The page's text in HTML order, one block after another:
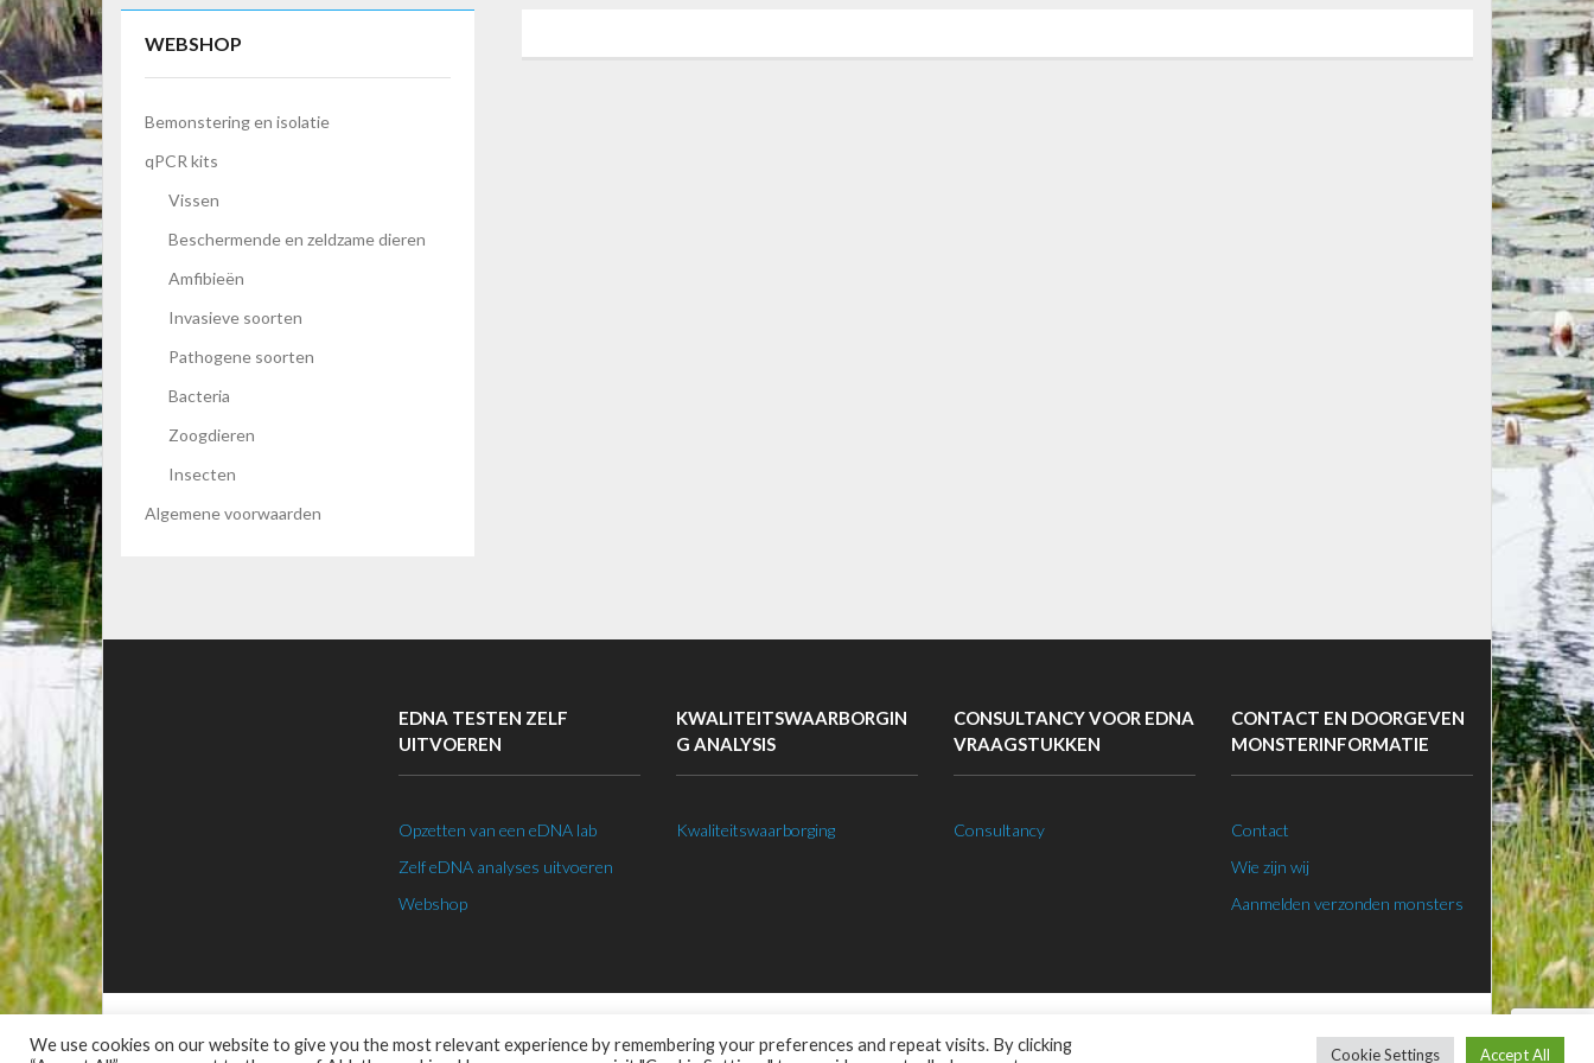
WEBSHOP
Bemonstering en isolatie
qPCR kits
Vissen
Beschermende en zeldzame dieren
Amfibieën
Invasieve soorten
Pathogene soorten
Bacteria
Zoogdieren
Insecten
Algemene voorwaarden
EDNA TESTEN ZELF
UITVOEREN
Opzetten van een eDNA lab
Zelf eDNA analyses uitvoeren
Webshop
KWALITEITSWAARBORGIN
G ANALYSIS
Kwaliteitswaarborging
CONSULTANCY VOOR EDNA
VRAAGSTUKKEN
Consultancy
CONTACT EN DOORGEVEN
MONSTERINFORMATIE
Contact
Wie zijn wij
Aanmelden verzonden monsters
We use cookies on our website to give you the most relevant experience by remembering your preferences and repeat visits. By clicking
Cookie Settings Accept All